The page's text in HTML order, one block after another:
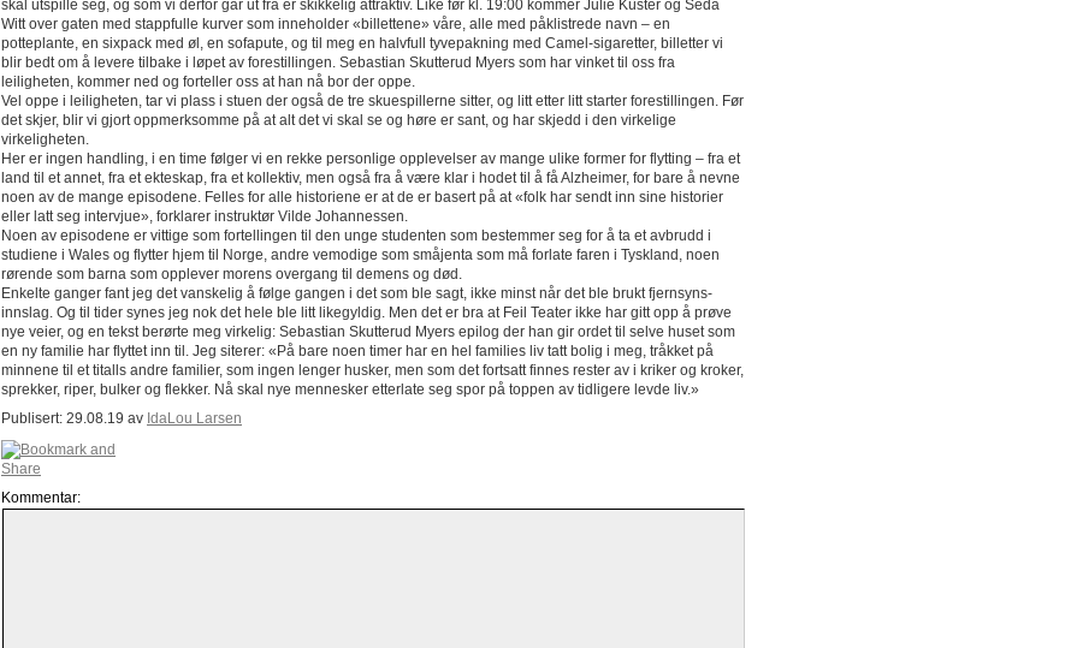
skal utspille seg, og som vi derfor går ut fra er skikkelig attraktiv. Like før kl. 19:00 kommer Julie Küster og Seda
Witt over gaten med stappfulle kurver som inneholder «billettene» våre, alle med påklistrede navn – en
potteplante, en sixpack med øl, en sofapute, og til meg en halvfull tyvepakning med Camel-sigaretter, billetter vi
blir bedt om å levere tilbake i løpet av forestillingen. Sebastian Skutterud Myers som har vinket til oss fra
leiligheten, kommer ned og forteller oss at han nå bor der oppe.
Vel oppe i leiligheten, tar vi plass i stuen der også de tre skuespillerne sitter, og litt etter litt starter forestillingen. Før
det skjer, blir vi gjort oppmerksomme på at alt det vi skal se og høre er sant, og har skjedd i den virkelige
virkeligheten.
Her er ingen handling, i en time følger vi en rekke personlige opplevelser av mange ulike former for flytting – fra et
land til et annet, fra et ekteskap, fra et kollektiv, men også fra å være klar i hodet til å få Alzheimer, for bare å nevne
noen av de mange episodene. Felles for alle historiene er at de er basert på at «folk har sendt inn sine historier
eller latt seg intervjue», forklarer instruktør Vilde Johannessen.
Noen av episodene er vittige som fortellingen til den unge studenten som bestemmer seg for å ta et avbrudd i
studiene i Wales og flytter hjem til Norge, andre vemodige som småjenta som må forlate faren i Tyskland, noen
rørende som barna som opplever morens overgang til demens og død.
Enkelte ganger fant jeg det vanskelig å følge gangen i det som ble sagt, ikke minst når det ble brukt fjernsyns-
innslag. Og til tider synes jeg nok det hele ble litt likegyldig. Men det er bra at Feil Teater ikke har gitt opp å prøve
nye veier, og en tekst berørte meg virkelig: Sebastian Skutterud Myers epilog der han gir ordet til selve huset som
en ny familie har flyttet inn til. Jeg siterer: «På bare noen timer har en hel families liv tatt bolig i meg, tråkket på
minnene til et titalls andre familier, som ingen lenger husker, men som det fortsatt finnes rester av i kriker og kroker,
sprekker, riper, bulker og flekker. Nå skal nye mennesker etterlate seg spor på toppen av tidligere levde liv.»
Publisert: 29.08.19 av IdaLou Larsen
Kommentar: